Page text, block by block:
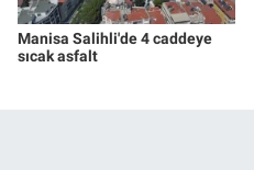
Manisa Salihli'de 4 caddeye
sıcak asfalt